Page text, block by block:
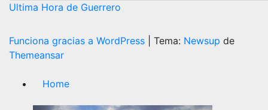
Ultima Hora de Guerrero
Funciona gracias a WordPress Tema: Newsup de
Themeansar
Home